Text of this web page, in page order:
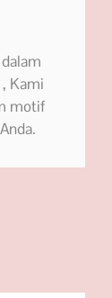
Kami
motif